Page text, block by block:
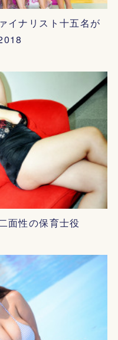
イナリスト十五名が
面性の保育士役